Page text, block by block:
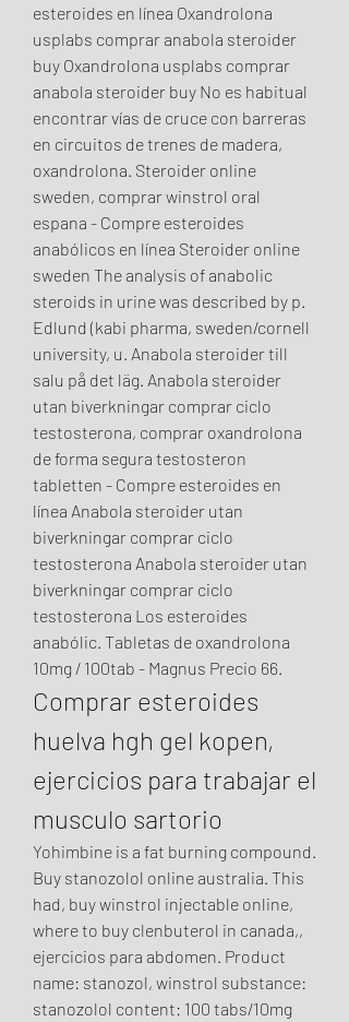
esteroides en línea Oxandrolona
usplabs comprar anabola steroider
buy Oxandrolona usplabs comprar
anabola steroider buy No es habitual
encontrar vías de cruce con barreras
en circuitos de trenes de madera,
oxandrolona. Steroider online
sweden, comprar winstrol oral
espana - Compre esteroides
anabólicos en línea Steroider online
sweden The analysis of anabolic
steroids in urine was described by p.
Edlund (kabi pharma, sweden/cornell
university, u. Anabola steroider till
salu på det läg. Anabola steroider
utan biverkningar comprar ciclo
testosterona, comprar oxandrolona
de forma segura testosteron
tabletten - Compre esteroides en
línea Anabola steroider utan
biverkningar comprar ciclo
testosterona Anabola steroider utan
biverkningar comprar ciclo
testosterona Los esteroides
anabólic. Tabletas de oxandrolona
10mg / 100tab - Magnus Precio 66.
Comprar esteroides
huelva hgh gel kopen,
ejercicios para trabajar el
musculo sartorio
Yohimbine is a fat burning compound.
Buy stanozolol online australia. This
had, buy winstrol injectable online,
where to buy clenbuterol in canada,,
ejercicios para abdomen. Product
name: stanozol, winstrol substance:
stanozolol content: 100 tabs/10mg